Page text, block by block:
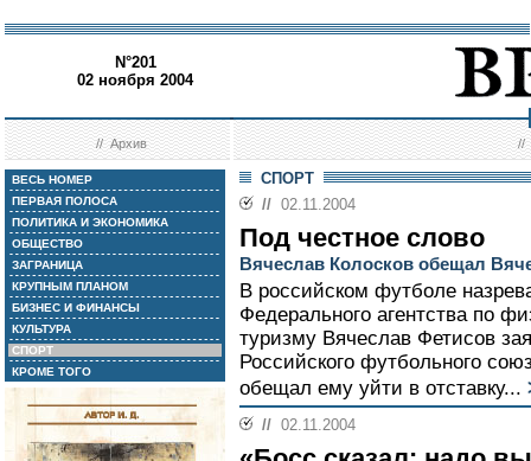
N°201
02 ноября 2004
//Архив //
ВЕСЬ НОМЕР
ПЕРВАЯ ПОЛОСА
ПОЛИТИКА И ЭКОНОМИКА
ОБЩЕСТВО
ЗАГРАНИЦА
КРУПНЫМ ПЛАНОМ
БИЗНЕС И ФИНАНСЫ
КУЛЬТУРА
СПОРТ
КРОМЕ ТОГО
СПОРТ
// 02.11.2004
Под честное слово
Вячеслав Колосков обещал
В российском футболе
Федерального агентства по
туризму Вячеслав Фетисов
Российского футбольного
обещал ему уйти в отставку...
// 02.11.2004